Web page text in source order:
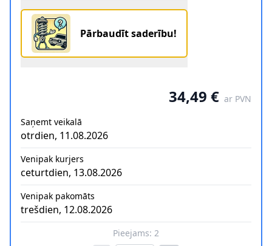
Pārbaudīt saderību!
34,49 € ar PVN
Saņemt veikalā
otrdien, 11.08.2026
Venipak kurjers
ceturtdien, 13.08.2026
Venipak pakomāts
trešdien, 12.08.2026
Pieejams: 2